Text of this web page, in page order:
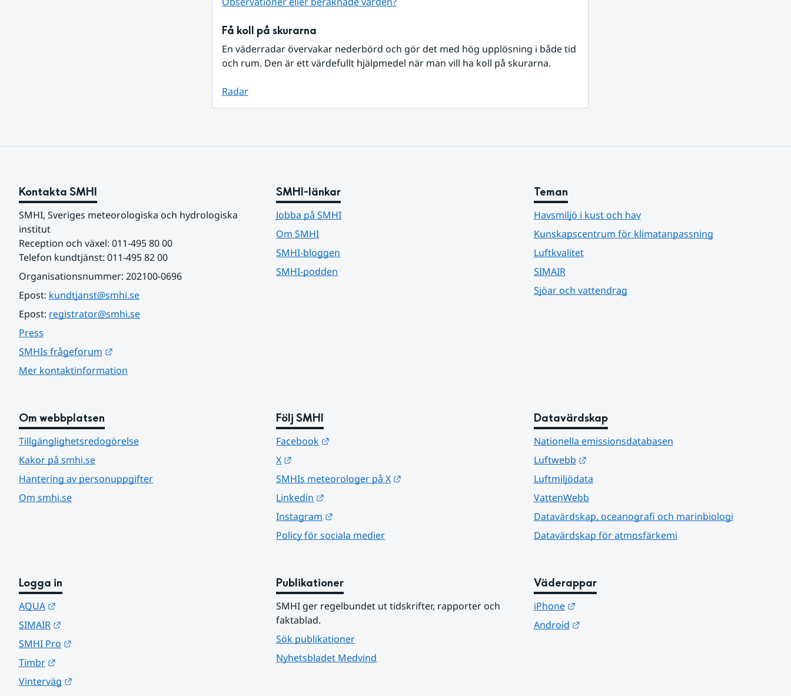
Få koll på skurarna
En väderradar övervakar nederbörd och gör det med hög upplösning i både tid
och rum. Den är ett värdefullt hjälpmedel när man vill ha koll på skurarna.
Radar
Kontakta SMHI
SMHI, Sveriges meteorologiska och hydrologiska
institut
Reception och växel: 011-495 80 00
Telefon kundtjänst: 011-495 82 00
Organisationsnummer: 202100-0696
Epost: kundtjanst@smhi.se
Epost: registrator@smhi.se
Press
SMHIs frågeforum
Mer kontaktinformation
SMHI-länkar
Jobba på SMHI
Om SMHI
SMHI-bloggen
SMHI-podden
Teman
Havsmiljö i kust och hav
Kunskapscentrum för klimatanpassning
Luftkvalitet
SIMAIR
Sjöar och vattendrag
Om webbplatsen
Tillgänglighetsredogörelse
Kakor på smhi.se
Hantering av personuppgifter
Om smhi.se
Följ SMHI
Facebook
X
SMHIs meteorologer på X
Linkedin
Instagram
Policy för sociala medier
Datavärdskap
Nationella emissionsdatabasen
Luftwebb
Länk till annan webbplats.
Luftmiljödata
VattenWebb
Datavärdskap, oceanografi och marinbiologi
Datavärdskap för atmosfärkemi
Logga in
AQUA
SIMAIR
SMHI Pro
Timbr
Vinterväg
Publikationer
SMHI ger regelbundet ut tidskrifter, rapporter och
faktablad.
Sök publikationer
Nyhetsbladet Medvind
Väderappar
iPhone
Länk till annan webbplats.
Android
Länk till annan webbplats.